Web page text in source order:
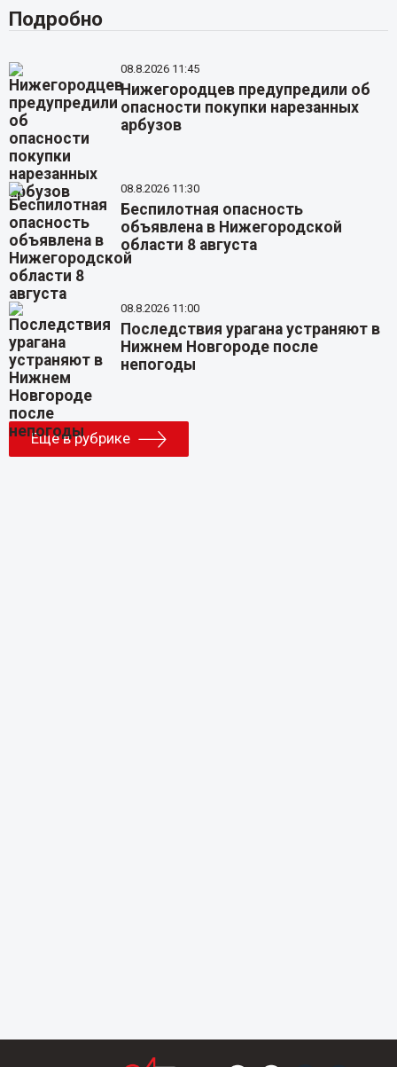
Подробно
08.8.2026 11:45
Нижегородцев предупредили об
опасности покупки нарезанных
арбузов
08.8.2026 11:30
Беспилотная опасность
объявлена в Нижегородской
области 8 августа
08.8.2026 11:00
Последствия урагана устраняют в
Нижнем Новгороде после
непогоды
Еще в рубрике